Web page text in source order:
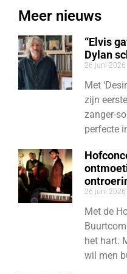
Meer nieuws
“Elvis
Dylan
26 juni
Met
zijn
zanger-
perfecte
26 juni
Met de
het hart.
wil men